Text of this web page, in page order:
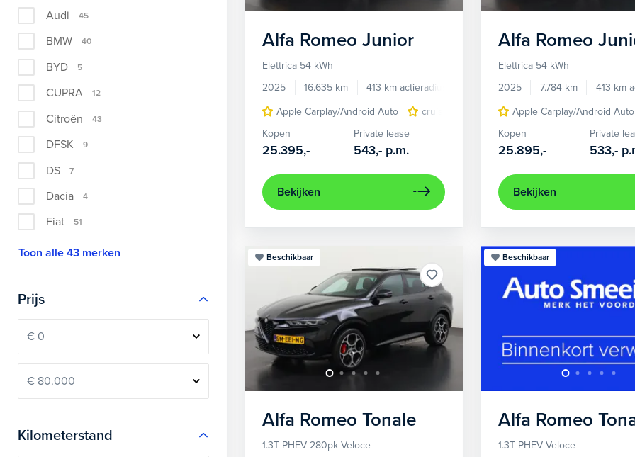
Audi 45
BMW 40
BYD 5
CUPRA 12
Citroën 43
DFSK 9
DS 7
Dacia 4
Fiat 51
Toon alle 43 merken
Prijs
Kilometerstand
Alfa Romeo Junior
Elettrica 54 kWh
2025
16.635 km 413 km actieradius
Elektrisch
Apple Carplay/Android Auto
cruise control adaptief LED koplampen
Kopen
25.395,-
Private lease
543,- p.m.
Bekijken
Alfa Romeo
Elettrica 54 kWh
2025
7.784 km 413 km
Apple Carplay/Android Auto
Kopen
25.895,-
Private
533,-
Bekijken
Beschikbaar
Alfa Romeo Tonale
1.3T PHEV 280pk Veloce
Beschikbaar
Alfa Romeo
1.3T PHEV Veloce